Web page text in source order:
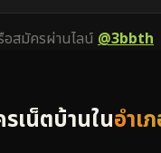
อสมัครผ่านไลน์ @3bbth
เน็ตบ้านในอำเ